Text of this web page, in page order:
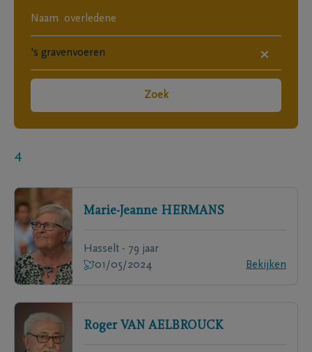
×
Zoek
4
Marie-Jeanne HERMANS
Hasselt - 79 jaar
01/05/2024
Bekijken
Roger VAN AELBROUCK